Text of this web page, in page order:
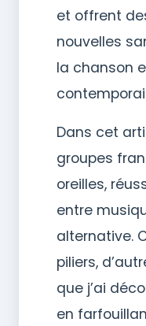
et offrent
nouvelles
la chanson
Dans cet
groupes
oreilles,
entre
alternative.
piliers,
que j’ai
en